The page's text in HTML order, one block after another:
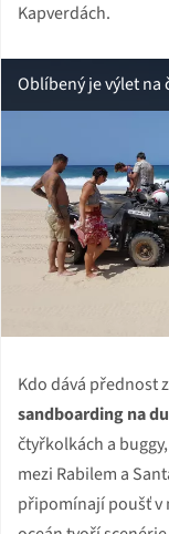
Kapverdách.
Oblíbený je výlet
Kdo dává přednost
sandboarding na
čtyřkolkách a
mezi Rabilem a
připomínají poušť v